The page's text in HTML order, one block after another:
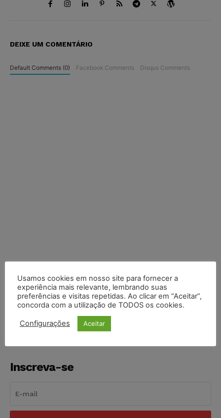
DEIXE UM COMENTÁRIO
Default Comments (0) Facebook Comments Disqus Comments
COMPARTILHE
Inscreva-se
Usamos cookies em nosso site para fornecer a
experiência mais relevante, lembrando suas
preferências e visitas repetidas. Ao clicar em “Aceitar”,
concorda com a utilização de TODOS os cookies.
Configurações Aceitar